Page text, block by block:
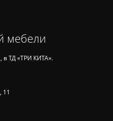
мебели
в ТД «ТРИ КИТА».
11